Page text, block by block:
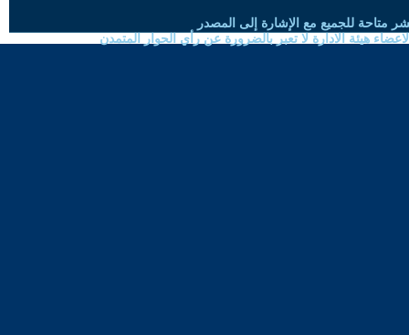
متاحة للجميع مع الإشارة إلى المصدر
هيئة الادارة لا تعبر بالضرورة عن رأي الحوار المتمدن